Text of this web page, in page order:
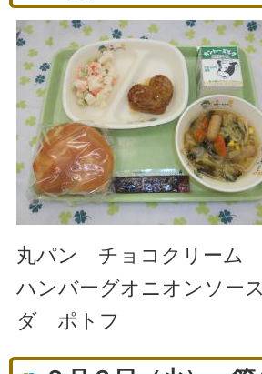
丸パン チョコクリーム
ハンバーグオニオンソー
ダ ポトフ